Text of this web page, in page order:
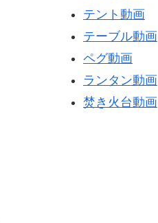
テント動画
テーブル動画
ペグ動画
ランタン動画
焚き火台動画